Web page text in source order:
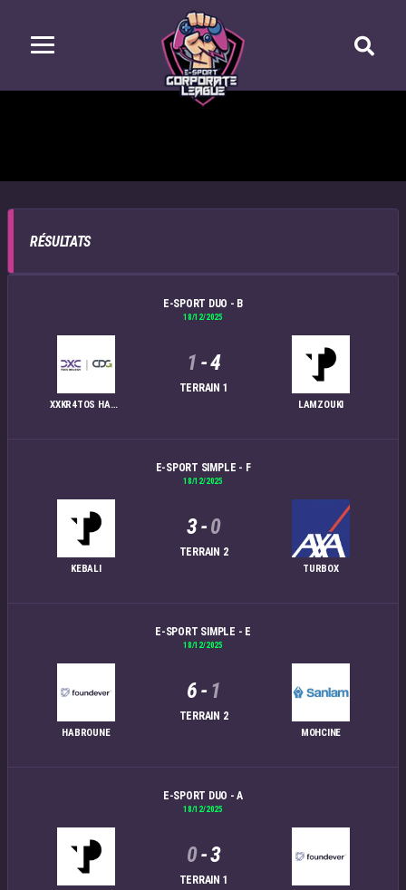
RÉSULTATS
E-SPORT DUO - B
18/12/2025
XXKR4TOS HARWII
1 -4
TERRAIN 1
LAMZOUKI
E-SPORT SIMPLE - F
18/12/2025
KEBALI
3-0
TERRAIN 2
TURBOX
E-SPORT SIMPLE - E
18/12/2025
HABROUNE
6- 1
TERRAIN 2
MOHCINE
E-SPORT DUO - A
18/12/2025
0-3
TERRAIN 1